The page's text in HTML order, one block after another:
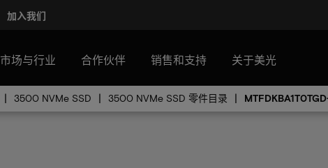
加入我们
市场与行业 合作伙伴 销售和支持 关于美光
3500 NVMe SSD 3500 NVMe SSD 零件目录